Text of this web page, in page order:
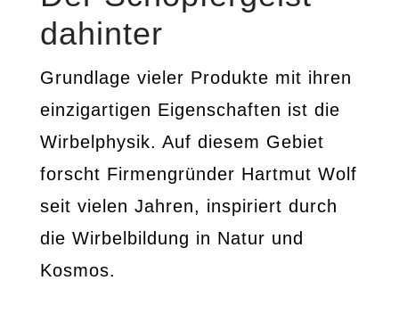
dahinter
Grundlage vieler Produkte mit ihren
einzigartigen Eigenschaften ist die
Wirbelphysik. Auf diesem Gebiet
forscht Firmengründer Hartmut Wolf
seit vielen Jahren, inspiriert durch
die Wirbelbildung in Natur und
Kosmos.